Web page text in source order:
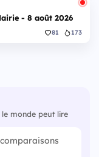
- 8 août 2026
81 173
monde peut lire